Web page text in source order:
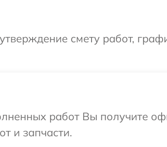
смету работ,
работ Вы получите
и запчасти.